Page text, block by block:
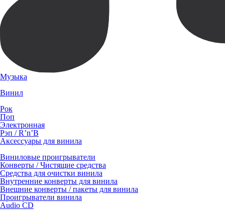
Музыка
Винил
Рок
Поп
Электронная
Рэп / R’n’B
Аксессуары для винила
Виниловые проигрыватели
Конверты / Чистящие средства
Средства для очистки винила
Внутренние конверты для винила
Внешние конверты / пакеты для винила
Проигрыватели винила
Audio CD